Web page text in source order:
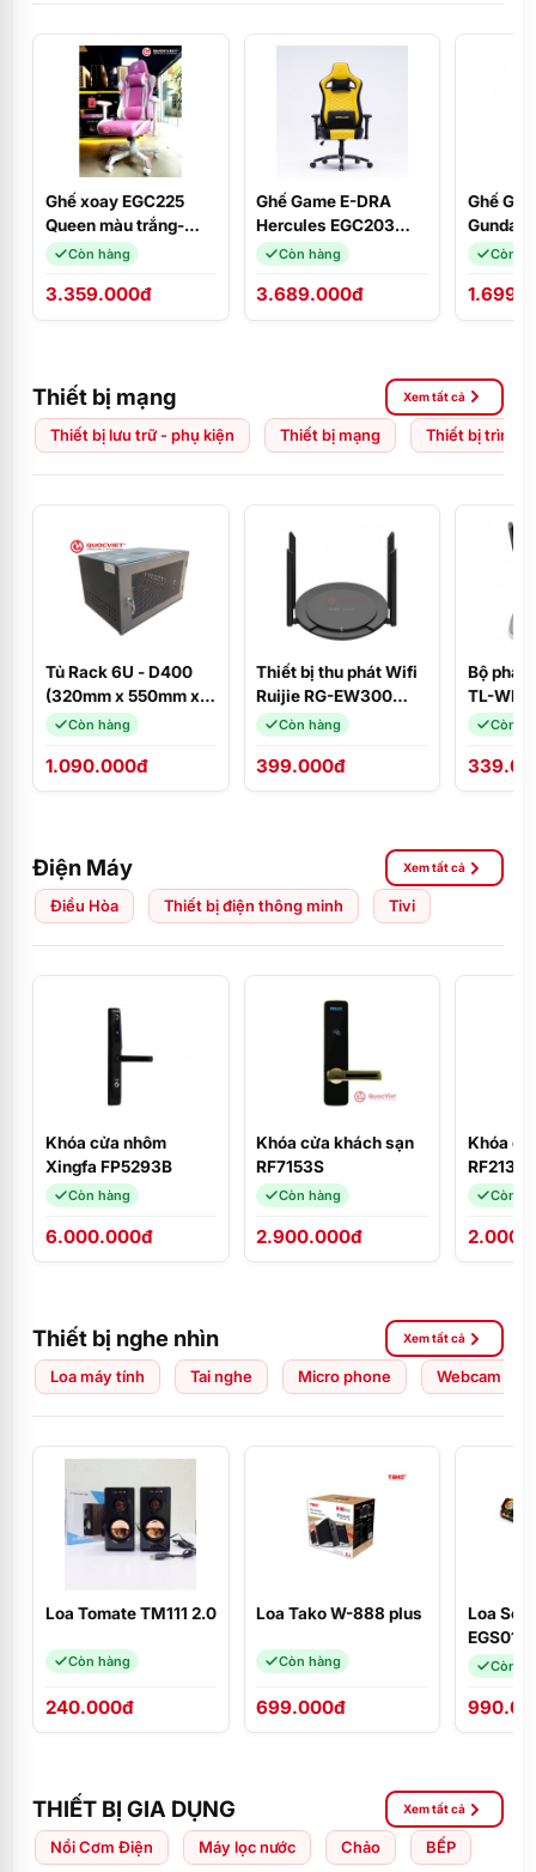
Ghế xoay EGC225
Queen màu trắng-
hồng E-Dra
Còn hàng
3.359.000đ
Ghế Game E-DRA
Hercules EGC203
PRO Black/Yellow
Còn hàng
3.689.000đ
Ghế
Còn
Thiết bị mạng Xem tất cả
Thiết bị lưu trữ - phụ kiện Thiết bị mạng Thiết bị trình
Tủ Rack 6U - D400
(320mm x 550mm x
400mm)
Còn hàng
1.090.000đ
Thiết bị thu phát Wifi
Ruijie RG-EW300
PROCòn hàng
399.000đ
Bộ phát
TL-
Còn
Điện Máy Xem tất cả
Điều Hòa Thiết bị điện thông minh Tivi
Khóa cửa nhôm
Xingfa FP5293B
Còn hàng
6.000.000đ
Khóa cửa khách sạn
RF7153S
Còn hàng
2.900.000đ
Khóa
RF2132S
Còn
Thiết bị nghe nhìn Xem tất cả
Loa máy tính Tai nghe Micro phone Webcam
Loa Tomate TM111 2.0
Còn hàng
240.000đ
Loa Tako W-888 plus
Còn hàng
699.000đ
Loa
(USB
Còn
THIẾT BỊ GIA DỤNG Xem tất cả
Nồi Cơm Điện Máy lọc nước Chảo BẾP